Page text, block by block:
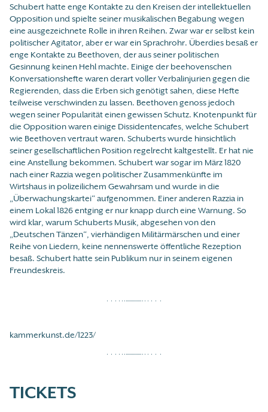
Schubert hatte enge Kontakte zu den Kreisen der intellektuellen
Opposition und spielte seiner musikalischen Begabung wegen
eine ausgezeichnete Rolle in ihren Reihen. Zwar war er selbst kein
politischer Agitator, aber er war ein Sprachrohr. Überdies besaß er
enge Kontakte zu Beethoven, der aus seiner politischen
Gesinnung keinen Hehl machte. Einige der beehovenschen
Konversationshefte waren derart voller Verbalinjurien gegen die
Regierenden, dass die Erben sich genötigt sahen, diese Hefte
teilweise verschwinden zu lassen. Beethoven genoss jedoch
wegen seiner Popularität einen gewissen Schutz. Knotenpunkt für
die Opposition waren einige Dissidentencafes, welche Schubert
wie Beethoven vertraut waren. Schuberts wurde hinsichtlich
seiner gesellschaftlichen Position regelrecht kaltgestellt. Er hat nie
eine Anstellung bekommen. Schubert war sogar im März 1820
nach einer Razzia wegen politischer Zusammenkünfte im
Wirtshaus in polizeilichem Gewahrsam und wurde in die
„Überwachungskartei“ aufgenommen. Einer anderen Razzia in
einem Lokal 1826 entging er nur knapp durch eine Warnung. So
wird klar, warum Schuberts Musik, abgesehen von den
„Deutschen Tänzen“, vierhändigen Militärmärschen und einer
Reihe von Liedern, keine nennenswerte öffentliche Rezeption
besaß. Schubert hatte sein Publikum nur in seinem eigenen
Freundeskreis.
kammerkunst.de/1223/
TICKETS